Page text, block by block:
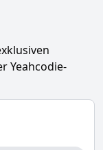
Yeahcodie-